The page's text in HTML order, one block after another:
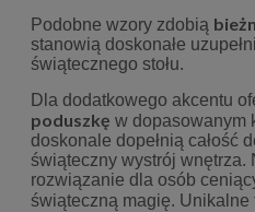
Podobne wzory zdobią
stanowią doskonałe
świątecznego stołu.
Dla dodatkowego akcentu
poduszkę w dopasowanym
doskonale dopełnią całość
świąteczny wystrój wnętrza.
rozwiązanie dla osób
świąteczną magię. Unikalne